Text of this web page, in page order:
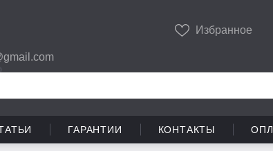
Избранное
ГАРАНТИИ КОНТАКТЫ